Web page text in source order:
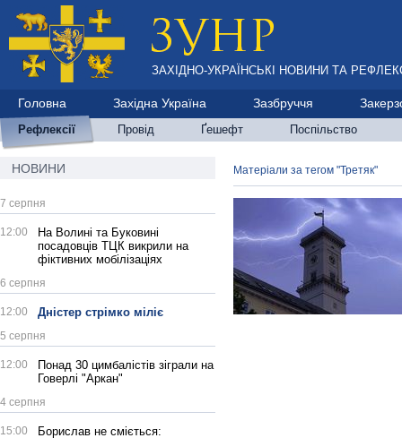
ЗАХІДНО-УКРАЇНСЬКІ НОВИНИ ТА
Головна Західна Україна Зазбруччя
Рефлексії Провід Ґешефт Поспільство
НОВИНИ
7 серпня
12:00
На Волині та Буковині
посадовців ТЦК викрили на
фіктивних мобілізаціях
6 серпня
12:00 Дністер стрімко міліє
5 серпня
12:00
Понад 30 цимбалістів зіграли на
Говерлі "Аркан"
4 серпня
15:00
Борислав не сміється:
Матеріали за тегом "Третяк"